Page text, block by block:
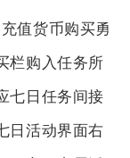
值货币购买勇
栏购入任务所
七日任务间接
日活动界面右